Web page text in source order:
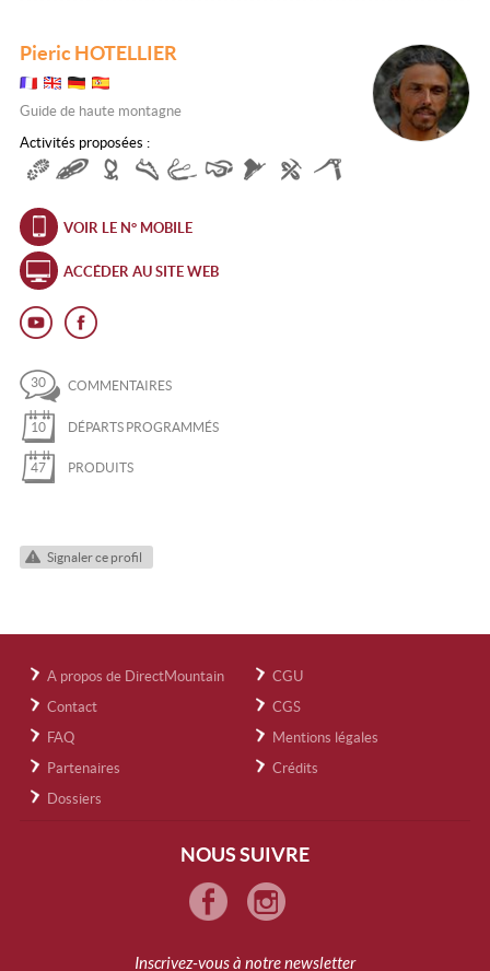
Pieric HOTELLIER
Guide de haute montagne
Activités proposées :
VOIR LE N° MOBILE
ACCÉDER AU SITE WEB
30 COMMENTAIRES
10 DÉPARTS PROGRAMMÉS
47 PRODUITS
Signaler ce profil
A propos de DirectMountain
Contact
FAQ
Partenaires
Dossiers
CGU
CGS
Mentions légales
Crédits
NOUS SUIVRE
Inscrivez-vous à notre newsletter